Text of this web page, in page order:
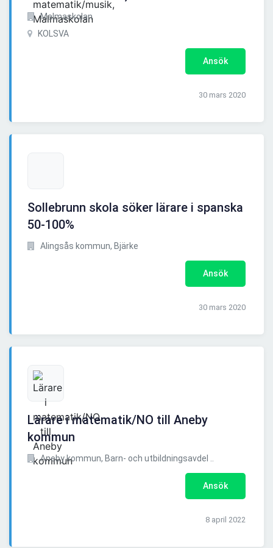
Malmaskolan
KOLSVA
Ansök
30 mars 2020
Sollebrunn skola söker lärare i spanska
50-100%
Alingsås kommun, Bjärke
Ansök
30 mars 2020
Lärare i matematik/NO till Aneby
kommun
Aneby kommun, Barn- och utbildningsavdel ..
Ansök
8 april 2022